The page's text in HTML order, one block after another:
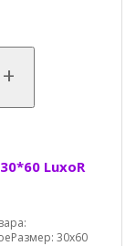
+
LuxoR
30х60